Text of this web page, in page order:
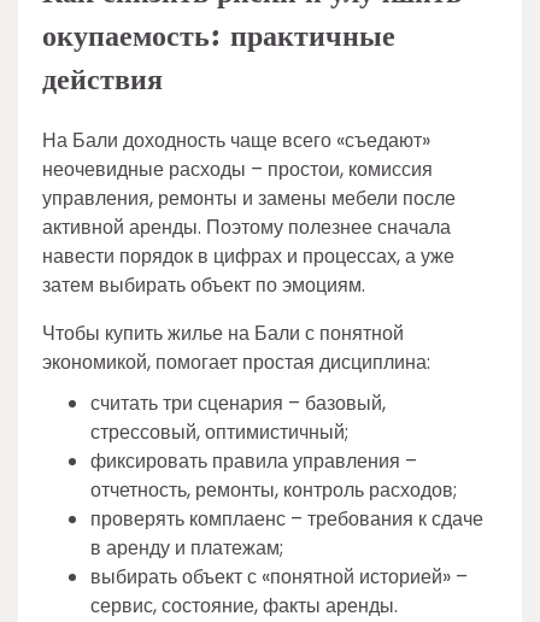
окупаемость: практичные
действия
На Бали доходность чаще всего «съедают»
неочевидные расходы – простои, комиссия
управления, ремонты и замены мебели после
активной аренды. Поэтому полезнее сначала
навести порядок в цифрах и процессах, а уже
затем выбирать объект по эмоциям.
Чтобы купить жилье на Бали с понятной
экономикой, помогает простая дисциплина:
считать три сценария – базовый,
стрессовый, оптимистичный;
фиксировать правила управления –
отчетность, ремонты, контроль расходов;
проверять комплаенс – требования к сдаче
в аренду и платежам;
выбирать объект с «понятной историей» –
сервис, состояние, факты аренды.